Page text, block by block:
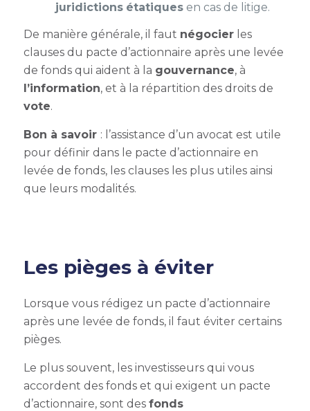
juridictions étatiquesen cas de litige.
De manière générale, il faut négocierles
clauses du pacte d’actionnaire après une levée
de fonds qui aident à la gouvernance, à
l’information, et à la répartition des droits de
vote.
Bon à savoir : l’assistance d’un avocat est utile
pour définir dans le pacte d’actionnaire en
levée de fonds, les clauses les plus utiles ainsi
que leurs modalités.
Les pièges à éviter
Lorsque vous rédigez un pacte d’actionnaire
après une levée de fonds, il faut éviter certains
pièges.
Le plus souvent, les investisseurs qui vous
accordent des fonds et qui exigent un pacte
d’actionnaire, sont des fonds